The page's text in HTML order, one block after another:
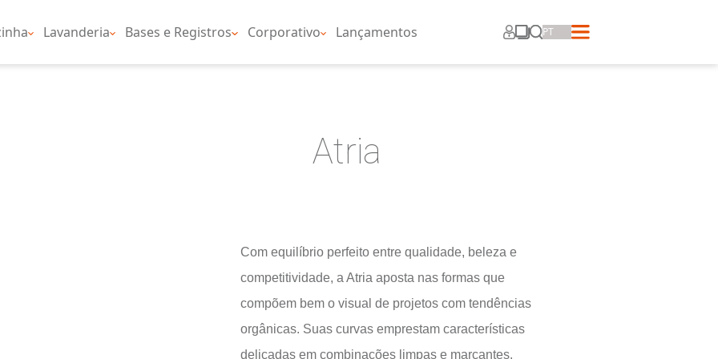
Cozinha Lavanderia Bases e Registros Corporativo Lançamentos
Com equilíbrio perfeito entre qualidade,
competitividade, a Atria aposta nas formas